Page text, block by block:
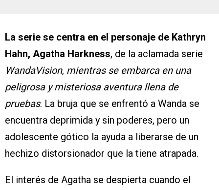
La serie se centra en el personaje de Kathryn
Hahn, Agatha Harkness, de la aclamada serie
WandaVision, mientras se embarca en una
peligrosa y misteriosa aventura llena de
pruebas. La bruja que se enfrentó a Wanda se
encuentra deprimida y sin poderes, pero un
adolescente gótico la ayuda a liberarse de un
hechizo distorsionador que la tiene atrapada.
El interés de Agatha se despierta cuando el